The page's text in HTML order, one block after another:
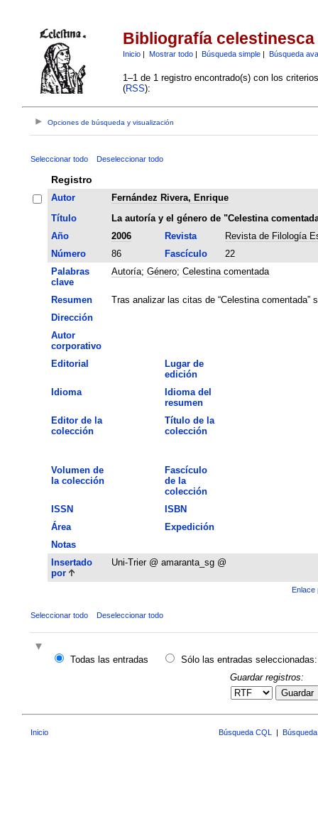
Bibliografía celestinesca
Inicio| Mostrar todo| Búsqueda simple| Búsqueda
1–1 de 1 registro encontrado(s) con los
(RSS):
Opciones de búsqueda y visualización
Seleccionar todo Deseleccionar todo
Registro
Autor
Fernández Rivera, Enrique
Título
La autoría y el género de "Celestina
Año
2006 Revista
Revista de Filología
Número
86 Fascículo
22
Palabras
clave
Autoría; Género; Celestina comentada
Resumen
Tras analizar las citas de “Celestina comentada”
Dirección
Autor
corporativo
Editorial
Lugar de
edición
Idioma
Idioma del
resumen
Editor de la
colección
Título de la
colección
Volumen de
la colección
Fascículo
de la
colección
ISSN
ISBN
Área
Expedición
Notas
Insertado
por
Uni-Trier @ amaranta_sg @
Enlace
Seleccionar todo Deseleccionar todo
Todas las entradas
Sólo las entradas seleccionadas:
Guardar registros:
Guardar
Inicio Búsqueda CQL